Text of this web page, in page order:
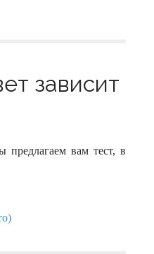
зависит
предлагаем вам тест, в